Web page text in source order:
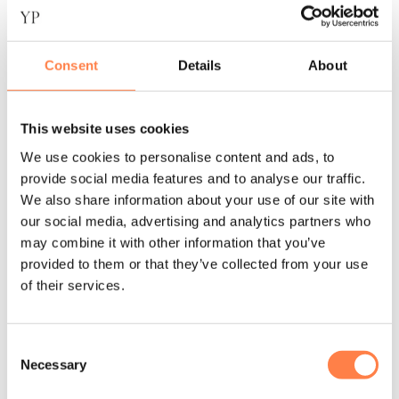
Consent Details About
This website uses cookies
We use cookies to personalise content and ads, to
provide social media features and to analyse our traffic.
We also share information about your use of our site with
our social media, advertising and analytics partners who
may combine it with other information that you’ve
provided to them or that they’ve collected from your use
of their services.
Selection
Necessary
home gym.
Kenmerken Soft Kettlebell 4,5 kg:
Luxe kettlebell voor kracht- en core training;
Geschikt voor full body workouts;
Ideaal voor swings, squats, lunges en snatches;
Stevige handgreep voor extra grip en controle;
Zachte gewatteerde buitenzijde voor extra comfort;
Beschermt vloeren tijdens het trainen;
Ondersteunt kracht, balans en stabiliteit;
Gewicht: 10lb / 4,5 kg;